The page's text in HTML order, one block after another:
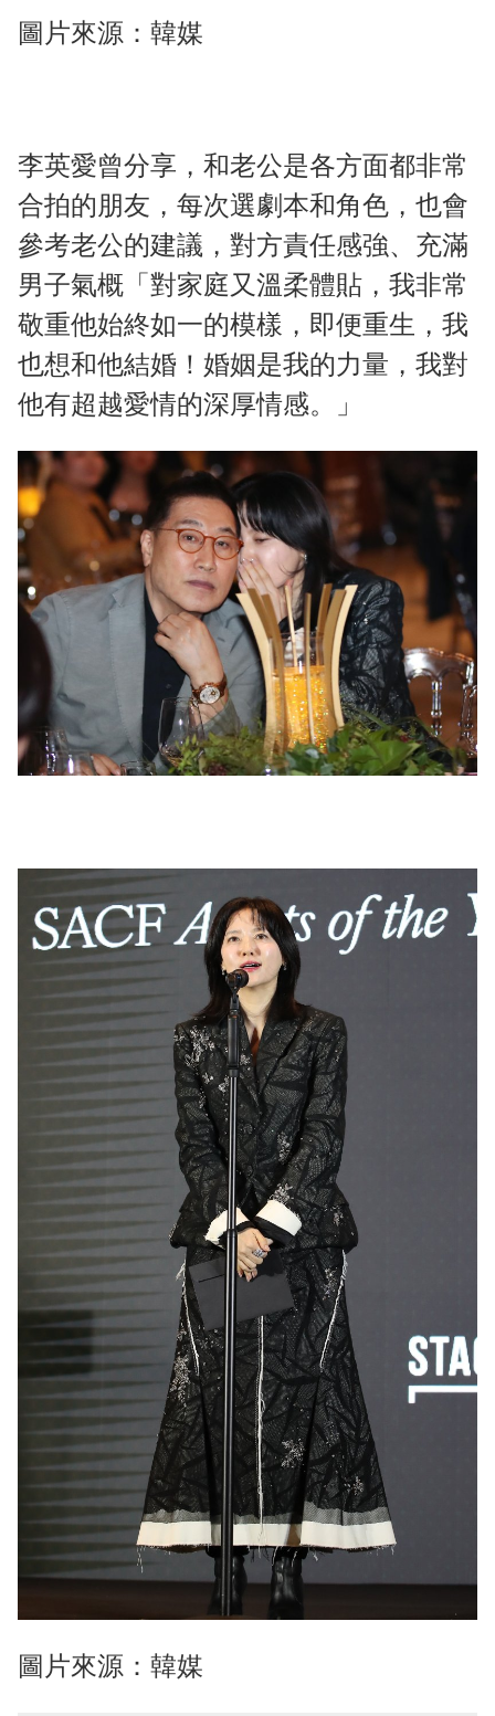
圖片來源：韓媒
李英愛曾分享，和老公是各方面都非常
合拍的朋友，每次選劇本和角色，也會
參考老公的建議，對方責任感強、充滿
男子氣概「對家庭又溫柔體貼，我非常
敬重他始終如一的模樣，即便重生，我
也想和他結婚！婚姻是我的力量，我對
他有超越愛情的深厚情感。」
圖片來源：韓媒